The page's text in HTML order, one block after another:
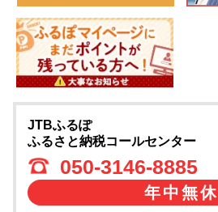
JTBふるぽ
ふるさと納税コールセンター
050-3146-8885
年中無休